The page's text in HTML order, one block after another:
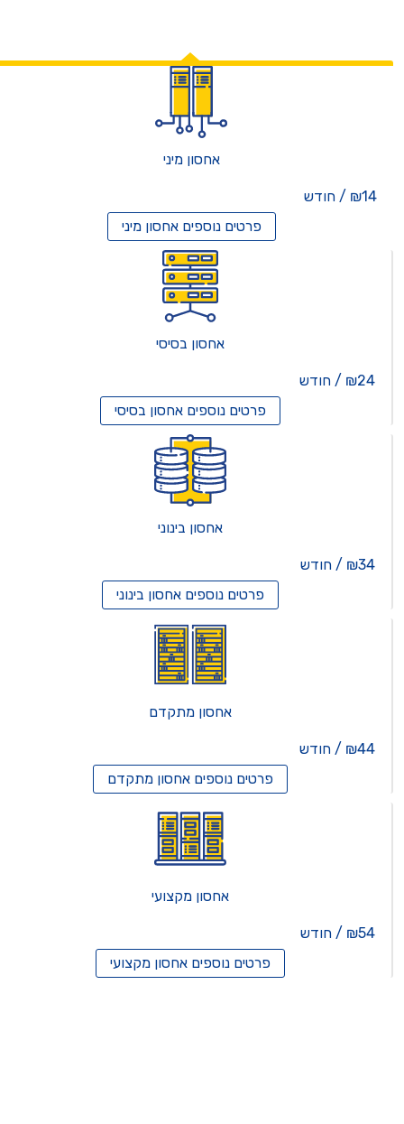
אחסון מיני
₪14 / חודש
פרטים נוספיםאחסון מיני
אחסון בסיסי
₪24 / חודש
פרטים נוספיםאחסון בסיסי
אחסון בינוני
₪34 / חודש
פרטים נוספיםאחסון בינוני
אחסון מתקדם
₪44 / חודש
פרטים נוספיםאחסון מתקדם
אחסון מקצועי
₪54 / חודש
פרטים נוספיםאחסון מקצועי